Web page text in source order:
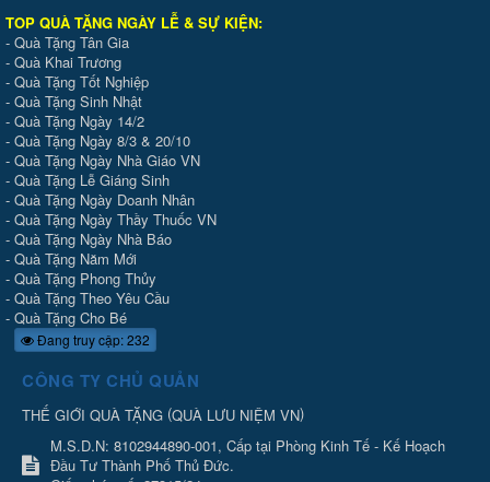
TOP QUÀ TẶNG NGÀY LỄ & SỰ KIỆN:
- Quà Tặng Tân Gia
- Quà Khai Trương
- Quà Tặng Tốt Nghiệp
- Quà Tặng Sinh Nhật
- Quà Tặng Ngày 14/2
- Quà Tặng Ngày 8/3 & 20/10
- Quà Tặng Ngày Nhà Giáo VN
- Quà Tặng Lễ Giáng Sinh
- Quà Tặng Ngày Doanh Nhân
- Quà Tặng Ngày Thầy Thuốc VN
- Quà Tặng Ngày Nhà Báo
- Quà Tặng Năm Mới
- Quà Tặng Phong Thủy
- Quà Tặng Theo Yêu Cầu
- Quà Tặng Cho Bé
Đang truy cập: 232
CÔNG TY CHỦ QUẢN
THẾ GIỚI QUÀ TẶNG (QUÀ LƯU NIỆM VN)
M.S.D.N: 8102944890-001, Cấp tại Phòng Kinh Tế - Kế Hoạch
Đầu Tư Thành Phố Thủ Đức.